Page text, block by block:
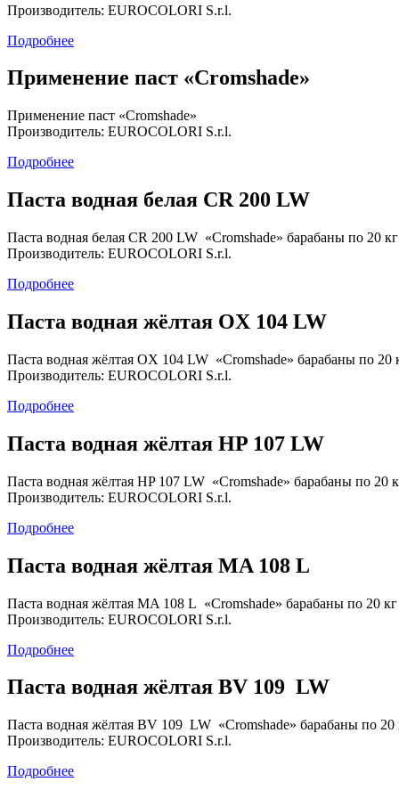
Производитель: EUROCOLORI S.r.l.
Подробнее
Применение паст «Cromshade»
Применение паст «Cromshade»
Производитель: EUROCOLORI S.r.l.
Подробнее
Паста водная белая CR 200 LW
Паста водная белая CR 200 LW «Cromshade» барабаны по 20 кг
Производитель: EUROCOLORI S.r.l.
Подробнее
Паста водная жёлтая OX 104 LW
Паста водная жёлтая OX 104 LW «Cromshade» барабаны по 20
Производитель: EUROCOLORI S.r.l.
Подробнее
Паста водная жёлтая HP 107 LW
Паста водная жёлтая HP 107 LW «Cromshade» барабаны по 20
Производитель: EUROCOLORI S.r.l.
Подробнее
Паста водная жёлтая MA 108 L
Паста водная жёлтая MA 108 L «Cromshade» барабаны по 20 кг
Производитель: EUROCOLORI S.r.l.
Подробнее
Паста водная жёлтая BV 109 LW
Паста водная жёлтая BV 109 LW «Cromshade» барабаны по 20
Производитель: EUROCOLORI S.r.l.
Подробнее